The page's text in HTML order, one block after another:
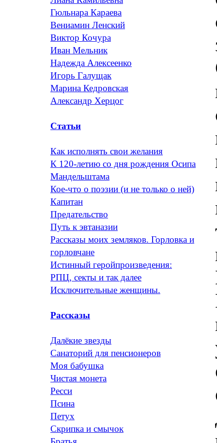
Гюльнара Караева
Вениамин Ленский
Виктор Кочура
Иван Мельник
Надежда Алексеенко
Игорь Галущак
Марина Кедровская
Александр Херцог
Статьи
Как исполнять свои желания
К 120-летию со дня рождения Осипа
Мандельштама
Кое-что о поэзии (и не только о ней)
Капитан
Предательство
Путь к эвтаназии
Рассказы моих земляков. Горловка и
горловчане
Истинный геройпроизведения:
РПЦ, секты и так далее
Исключительные женщины.
Рассказы
Далёкие звезды
Санаторий для пенсионеров
Моя бабушка
Чистая монета
Ресси
Псина
Петух
Скрипка и смычок